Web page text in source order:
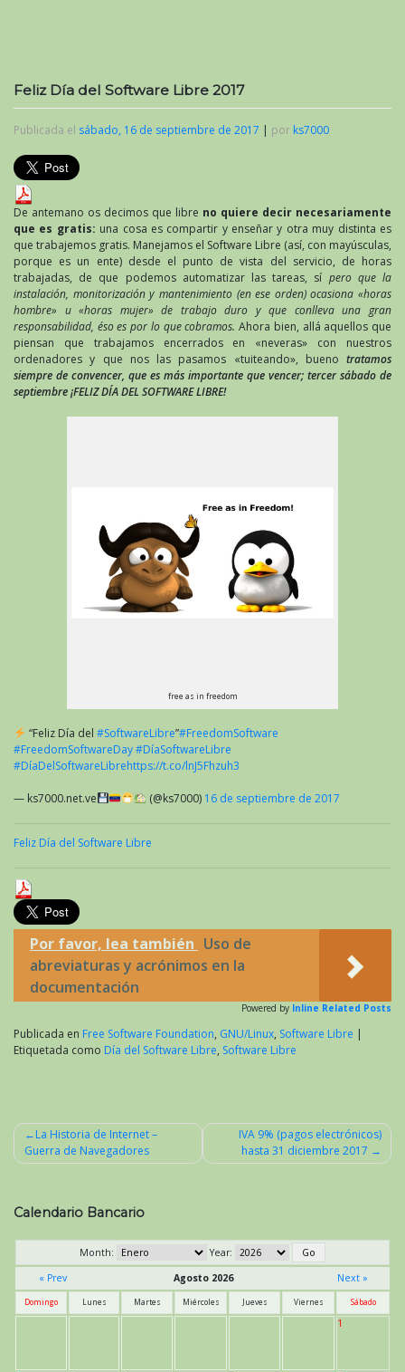
Feliz Día del Software Libre 2017
Publicada el sábado, 16 de septiembre de 2017 | por ks7000
De antemano os decimos que libre no quiere decir necesariamente
que es gratis: una cosa es compartir y enseñar y otra muy distinta es
que trabajemos gratis. Manejamos el Software Libre (así, con mayúsculas,
porque es un ente) desde el punto de vista del servicio, de horas
trabajadas, de que podemos automatizar las tareas, sí pero que la
instalación, monitorización y mantenimiento (en ese orden) ocasiona «horas
hombre» u «horas mujer» de trabajo duro y que conlleva una gran
responsabilidad, éso es por lo que cobramos.Ahora bien, allá aquellos que
piensan que trabajamos encerrados en «neveras» con nuestros
ordenadores y que nos las pasamos «tuiteando», bueno tratamos
siempre de convencer, que es más importante que vencer; tercer sábado de
septiembre ¡FELIZ DÍA DEL SOFTWARE LIBRE!
free as in freedom
“Feliz Día del #SoftwareLibre”#FreedomSoftware
#FreedomSoftwareDay#DíaSoftwareLibre
#DíaDelSoftwareLibrehttps://t.co/lnJ5Fhzuh3
— ks7000.net.ve (@ks7000) 16 de septiembre de 2017
Feliz Día del Software Libre
Por favor, lea también Uso de
abreviaturas y acrónimos en la
documentación
Powered by Inline Related Posts
Publicada en Free Software Foundation, GNU/Linux, Software Libre |
Etiquetada como Día del Software Libre, Software Libre
Navegación
entradas
La Historia de Internet –
Guerra de Navegadores
IVA 9% (pagos electrónicos)
hasta 31 diciembre 2017
Calendario Bancario
Month:
Year:
« Prev
Agosto 2026 Next »
Domingo Lunes Martes Miércoles Jueves Viernes Sábado
1